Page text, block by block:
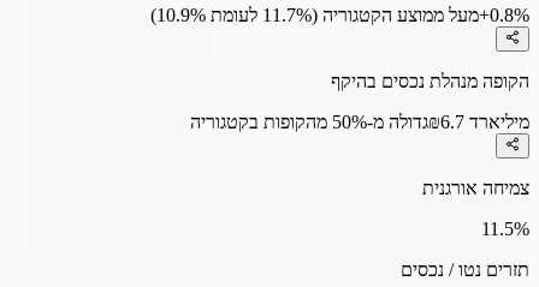
+0.8%מעל ממוצע הקטגוריה (11.7% לעומת 10.9%)
הקופה מנהלת נכסים בהיקף
₪6.7 מיליארד
גדולה מ-50% מהקופות בקטגוריה
צמיחה אורגנית
11.5%
תזרים נטו / נכסים